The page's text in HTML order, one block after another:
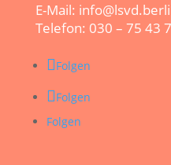
E-Mail:
Telefon: 030 – 75 43
Folgen
Folgen
Folgen